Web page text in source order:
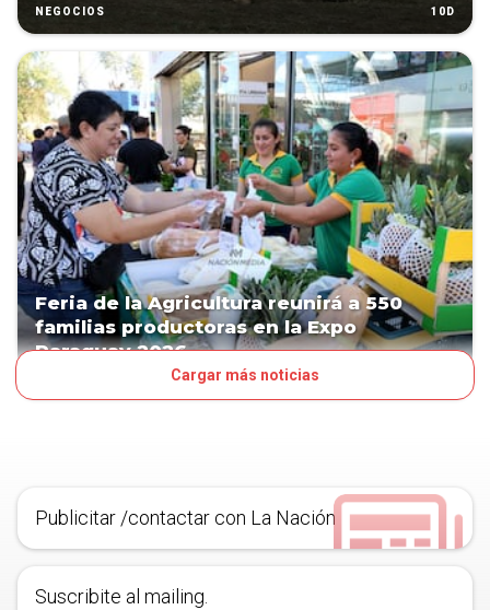
NEGOCIOS 10D
Feria de la Agricultura reunirá a 550
familias productoras en la Expo
Paraguay 2026
Cargar más noticias
Publicitar /contactar con La Nación
Suscribite al mailing.